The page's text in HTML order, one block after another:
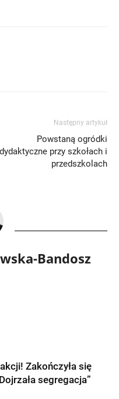
Następny artykuł
Powstaną ogródki
dydaktyczne przy szkołach i
przedszkolach
Bandosz
Zakończyła się
segregacja”